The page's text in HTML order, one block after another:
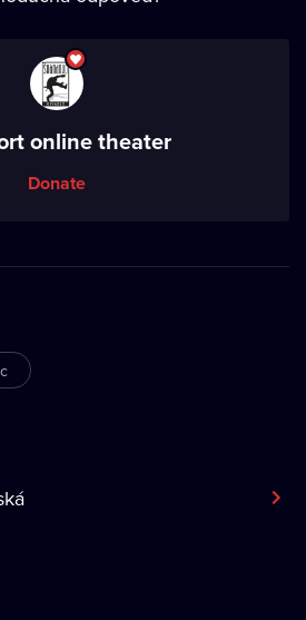
online theater
Donate